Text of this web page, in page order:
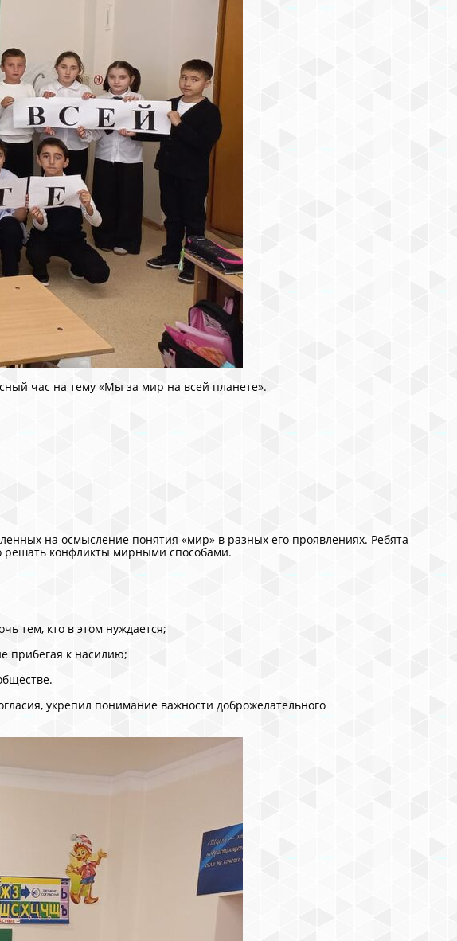
час на тему «Мы за мир на всей планете».
на осмысление понятия «мир» в разных его проявлениях. Ребята
решать конфликты мирными способами.
тем, кто в этом нуждается;
прибегая к насилию;
укрепил понимание важности доброжелательного